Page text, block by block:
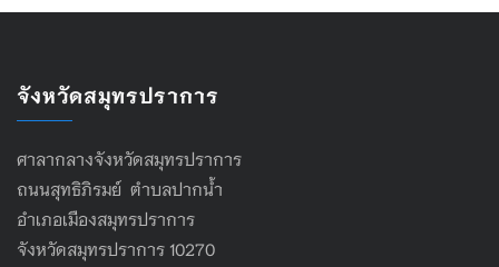
จังหวัดสมุทรปราการ
ศาลากลางจังหวัดสมุทรปราการ
ถนนสุทธิภิรมย์ ตำบลปากน้ำ
อำเภอเมืองสมุทรปราการ
จังหวัดสมุทรปราการ 10270